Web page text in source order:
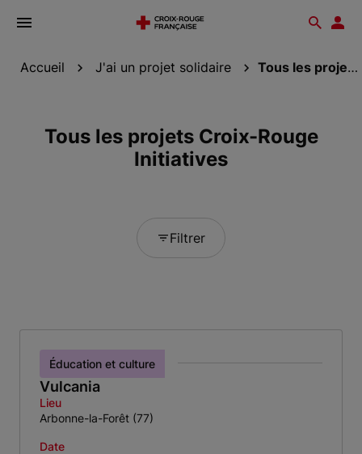
Ouvrir
Accueil J'ai un projet solidaire Tous les projets Croix-Rouge Initiatives
Tous les projets Croix-Rouge
Initiatives
Filtrer
Vulcania
Éducation et culture
Lieu
Arbonne-la-Forêt (77)
Date